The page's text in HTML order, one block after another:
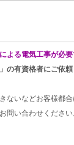
よる電気工事が必要
の有資格者にご依頼
ないなどお客様都合
問い合わせください